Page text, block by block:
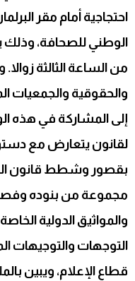
احتجاجية أمام مقر
من الساعة الثالثة
والحقوقية والجمعيات
إلى المشاركة في هذه
لقانون يتعارض مع دستور
بقصور وشطط قانون
مجموعة من بنوده
والمواثيق الدولية
التوجهات والتوجيهات
قطاع الإعلام، ويبين